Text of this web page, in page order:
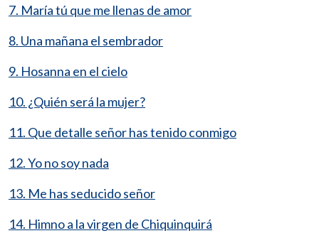
7. María tú que me llenas de amor
8. Una mañana el sembrador
9. Hosanna en el cielo
10. ¿Quién será la mujer?
11. Que detalle señor has tenido conmigo
12. Yo no soy nada
13. Me has seducido señor
14. Himno a la virgen de Chiquinquirá